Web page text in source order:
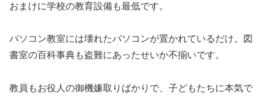
おまけに学校の教育設備も最低です。
パソコン教室には壊れたパソコンが置かれているだけ。図
書室の百科事典も盗難にあったせいか不揃いです。
教員もお役人の御機嫌取りばかりで、子どもたちに本気で